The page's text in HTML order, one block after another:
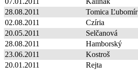
28.08.2011
Tomica Ľubomír
02.08.2011
Czíria
20.05.2011
Selčanová
28.08.2011
Hamborský
23.06.2011
Kostroš
20.01.2011
Rejta